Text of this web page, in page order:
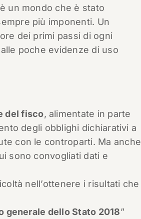
un mondo che è stato
più imponenti. Un
dei primi passi di ogni
poche evidenze di uso
del fisco, alimentate in parte
degli obblighi dichiarativi a
con le controparti. Ma anche
sono convogliati dati e
nell’ottenere i risultati che
generale dello Stato 2018”